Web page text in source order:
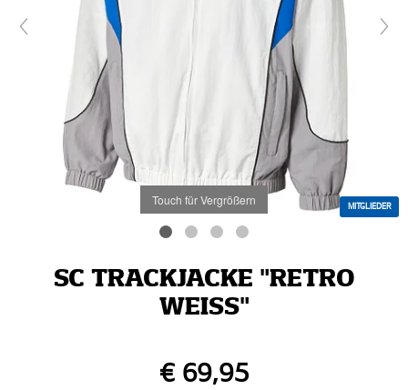
Touch für Vergrößern MITGLIEDER
SC TRACKJACKE "RETRO
WEISS"
€ 69,95